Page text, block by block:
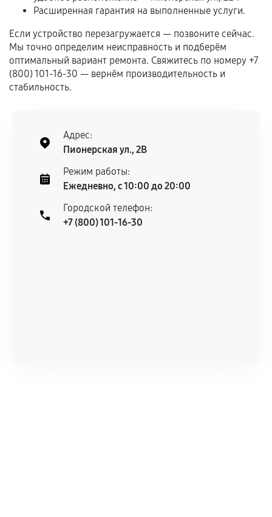
Если комплектующие куплены
самостоятельно
Гарантия на выполненные работы может
Предоставленные детали подходят по
техническим параметрам и не имеют внешних
Установка была выполнена нашим сервисным
центром.
При этом гарантия на сами комплектующие
остается на стороне производителя или
Расширенная гарантия на выполненные услуги.
Если устройство перезагружается — позвоните сейчас.
Мы точно определим неисправность и подберём
оптимальный вариант ремонта. Свяжитесь по номеру +7
(800) 101-16-30 — вернём производительность и
стабильность.
Адрес:
Пионерская ул., 2В
Режим работы:
Ежедневно, с 10:00 до 20:00
Городской телефон:
+7 (800) 101-16-30